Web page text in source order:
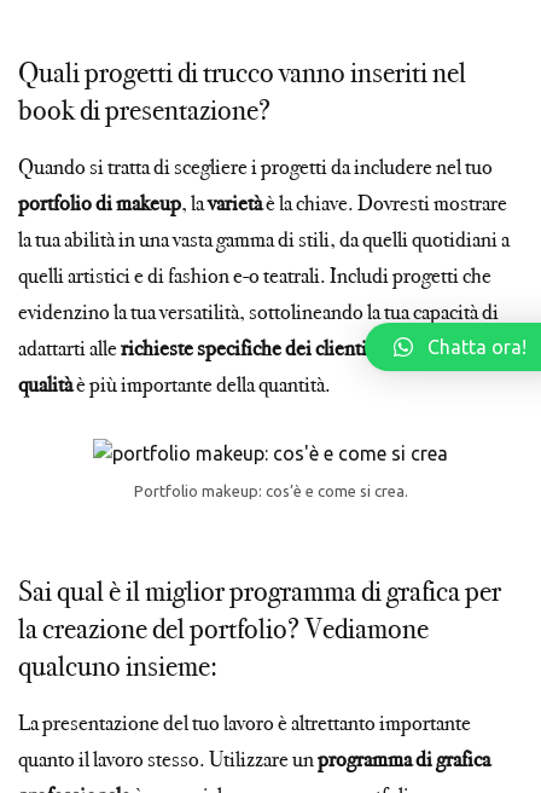
Quali progetti di trucco vanno inseriti nel
book di presentazione?
Quando si tratta di scegliere i progetti da includere nel tuo
portfolio di makeup, lavarietàè la chiave. Dovresti mostrare
la tua abilità in una vasta gamma di stili, da quelli quotidiani a
quelli artistici e di fashion e-o teatrali. Includi progetti che
evidenzino la tua versatilità, sottolineando la tua capacità di
adattarti allerichieste specifiche dei clienti . Ricorda che la
qualitàè più importante della quantità.
Portfolio makeup: cos’è e come si crea.
Sai qual è il miglior programma di grafica per
la creazione del portfolio? Vediamone
qualcuno insieme:
La presentazione del tuo lavoro è altrettanto importante
quanto il lavoro stesso. Utilizzare unprogramma di grafica
Chatta ora!